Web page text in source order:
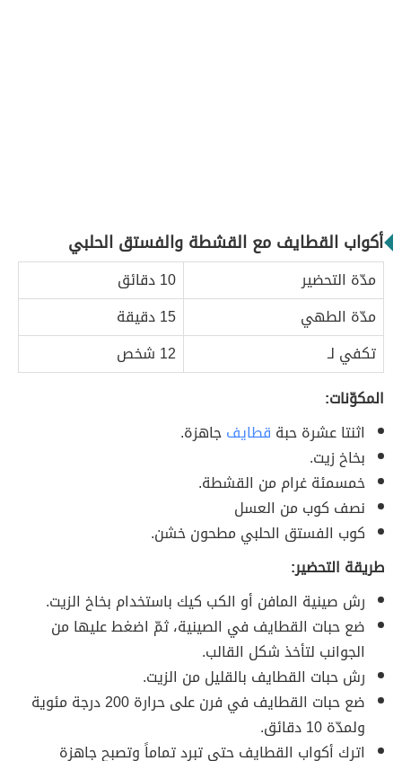
أكواب القطايف مع القشطة والفستق الحلبي
مدّة التحضير
10 دقائق
مدّة الطهي
15 دقيقة
تكفي لـ
12 شخص
المكوّنات:
اثنتا عشرة حبة قطايفجاهزة.
بخاخ زيت.
خمسمئة غرام من القشطة.
نصف كوب من العسل
كوب الفستق الحلبي مطحون خشن.
طريقة التحضير:
رش صينية المافن أو الكب كيك باستخدام بخاخ الزيت.
ضع حبات القطايف في الصينية، ثمّ اضغط عليها من
الجوانب لتأخذ شكل القالب.
رش حبات القطايف بالقليل من الزيت.
ضع حبات القطايف في فرن على حرارة 200 درجة مئوية
ولمدّة 10 دقائق.
اترك أكواب القطايف حتى تبرد تماماً وتصبح جاهزة